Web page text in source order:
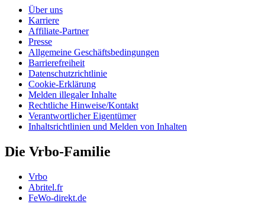
Über uns
Karriere
Affiliate-Partner
Presse
Allgemeine Geschäftsbedingungen
Barrierefreiheit
Datenschutzrichtlinie
Cookie-Erklärung
Melden illegaler Inhalte
Rechtliche Hinweise/Kontakt
Verantwortlicher Eigentümer
Inhaltsrichtlinien und Melden von Inhalten
Die Vrbo-Familie
Vrbo
Abritel.fr
FeWo-direkt.de